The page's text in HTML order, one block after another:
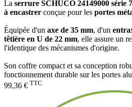
La serrure SCHÜCO 24149000 série
à encastrer conçue pour les portes
Équipée d'un axe de 35 mm, d'un
têtière en U de 22 mm, elle assure un
l'identique des mécanismes d'origine.
Son coffre compact et sa conception
fonctionnement durable sur les portes
99,36 € TTC